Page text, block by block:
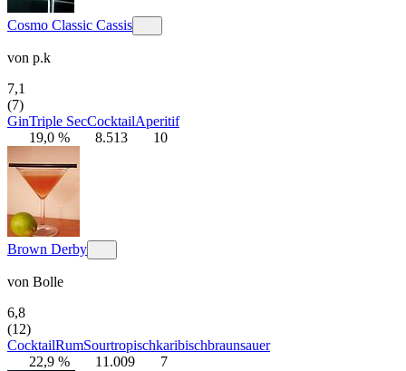
Cosmo Classic Cassis
von p.k
7,1
(7)
GinTriple SecCocktailAperitif
19,0 %
8.513 10
Brown Derby
von Bolle
6,8
(12)
CocktailRumSourtropischkaribischbraunsauer
22,9 %
11.009 7